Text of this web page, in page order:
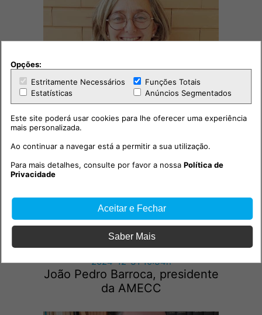
Economia
Balanço Festa do Vinho no
Cartaxo 2024
Economia
2024-12-31 10:34h
João Pedro Barroca, presidente
da AMECC
Opções:
Estritamente Necessários
Funções Totais
Estatísticas
Anúncios Segmentados
Este site poderá usar cookies para lhe oferecer uma experiência
mais personalizada.
Ao continuar a navegar está a permitir a sua utilização.
Para mais detalhes, consulte por favor a nossaPolítica de
Privacidade
Aceitar e Fechar
Saber Mais